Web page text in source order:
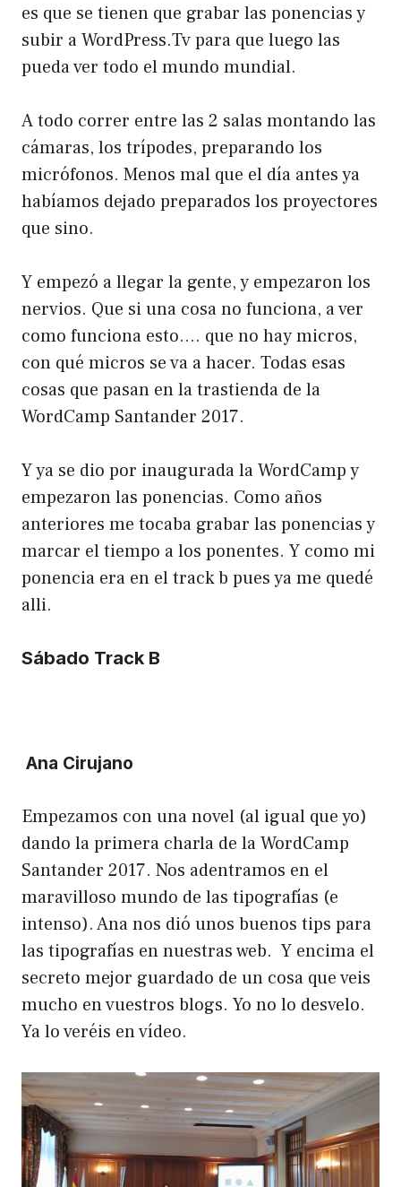
es que se tienen que grabar las ponencias y
subir a WordPress.Tv para que luego las
pueda ver todo el mundo mundial.
A todo correr entre las 2 salas montando las
cámaras, los trípodes, preparando los
micrófonos. Menos mal que el día antes ya
habíamos dejado preparados los proyectores
que sino.
Y empezó a llegar la gente, y empezaron los
nervios. Que si una cosa no funciona, a ver
como funciona esto…. que no hay micros,
con qué micros se va a hacer. Todas esas
cosas que pasan en la trastienda de la
WordCamp Santander 2017.
Y ya se dio por inaugurada la WordCamp y
empezaron las ponencias. Como años
anteriores me tocaba grabar las ponencias y
marcar el tiempo a los ponentes. Y como mi
ponencia era en el track b pues ya me quedé
alli.
Sábado Track B
Ana Cirujano
Empezamos con una novel (al igual que yo)
dando la primera charla de la WordCamp
Santander 2017. Nos adentramos en el
maravilloso mundo de las tipografías (e
intenso). Ana nos dió unos buenos tips para
las tipografías en nuestras web. Y encima el
secreto mejor guardado de un cosa que veis
mucho en vuestros blogs. Yo no lo desvelo.
Ya lo veréis en vídeo.